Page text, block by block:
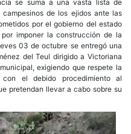
se suma a una vasta lista de
de los ejidos ante las
por el gobierno del estado
imponer la construcción de la
03 de octubre se entregó una
del Teul dirigido a Victoriana
exigiendo que respete la
el debido procedimiento al
pretendan llevar a cabo sobre su